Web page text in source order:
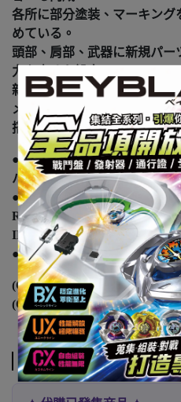
各所に部分塗装、マーキン
めている。
頭部、肩部、武器に新規パ
力を高めた設定。
新規パーツのエントリープラ
メージしたカラーリングの
搭乗可能。
●商品内容：組み立てマニュ
パックA(1), 発掘パックB(1),
●電池：単4形アルカリ乾電
REQUIRES 1 LR03 (`AAA`
INCLUDED)
●パッケージサイズ/重さ : 29.8
(C) TOMY
(C)khara
注意事項